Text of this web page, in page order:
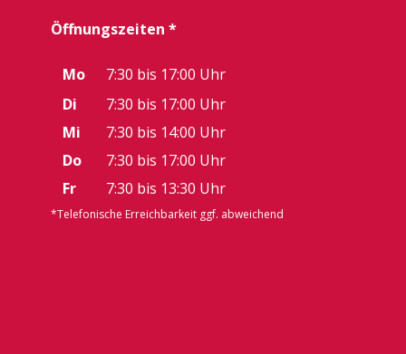
Öffnungszeiten *
Mo
7:30 bis 17:00 Uhr
Di
7:30 bis 17:00 Uhr
Mi
7:30 bis 14:00 Uhr
Do
7:30 bis 17:00 Uhr
Fr
7:30 bis 13:30 Uhr
*Telefonische Erreichbarkeit ggf. abweichend